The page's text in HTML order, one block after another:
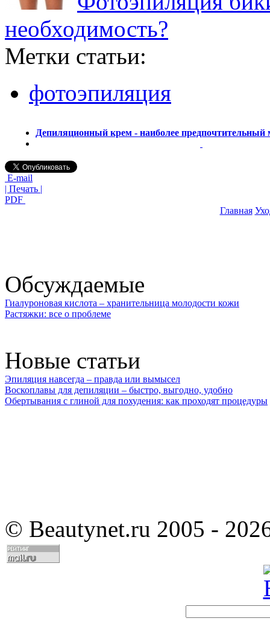
необходимость?
Метки статьи:
фотоэпиляция
Депиляционный крем - наиболее предпочтительный
E-mail
| Печать |
PDF
Главная
Обсуждаемые
Гиалуроновая кислота – хранительница молодости кожи
Растяжки: все о проблеме
Новые статьи
Эпиляция навсегда – правда или вымысел
Воскоплавы для депиляции – быстро, выгодно, удобно
Обертывания с глиной для похудения: как проходят процедуры
© Beautynet.ru 2005 -